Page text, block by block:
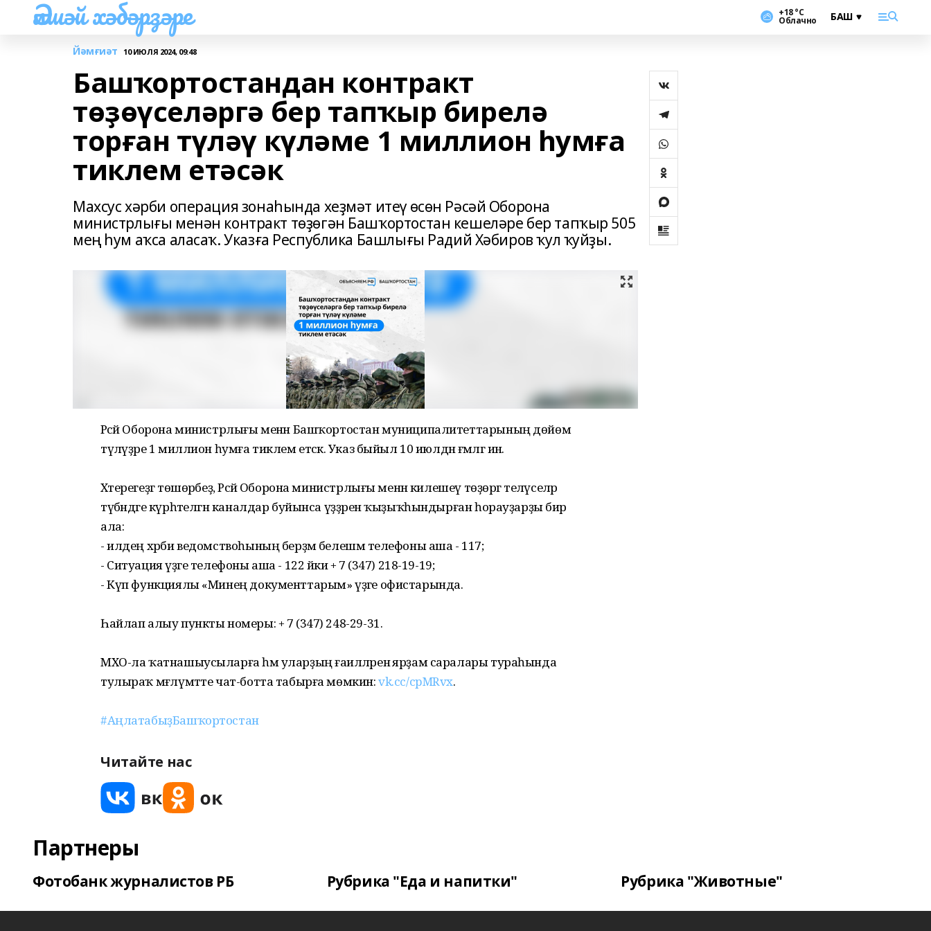
Әлшәй хәбәрҙәре +18 °С
Облачно
Йәмғиәт 10 ИЮЛЯ 2024, 09:48
Башҡортостандан контракт
төҙөүселәргә бер тапҡыр бирелә
торған түләү күләме 1 миллион һумға
тиклем етәсәк
Махсус хәрби операция зонаһында хеҙмәт итеү өсөн Рәсәй Оборона
министрлығы менән контракт төҙөгән Башҡортостан кешеләре бер тапҡыр 505
мең һум аҡса аласаҡ. Указға Республика Башлығы Радий Хәбиров ҡул ҡуйҙы.
Рәсәй Оборона министрлығы менән Башҡортостан муниципалитеттарының дөйөм
түләүҙәре 1 миллион һумға тиклем етәсәк. Указ быйыл 10 июлдән ғәмәлгә инә.
Хәтерегеҙгә төшөрәбеҙ, Рәсәй Оборона министрлығы менән килешеү төҙөргә теләүселәр
түбәндәге күрһәтелгән каналдар буйынса үҙҙәрен ҡыҙыҡһындырған һорауҙарҙы бирә
ала:
- илдең хәрби ведомствоһының берҙәм белешмә телефоны аша - 117;
- Ситуация үҙәге телефоны аша - 122 йәки + 7 (347) 218-19-19;
- Күп функциялы «Минең документтарым» үҙәге офистарында.
Һайлап алыу пункты номеры: + 7 (347) 248-29-31.
МХО-ла ҡатнашыусыларға һәм уларҙың ғаиләләренә ярҙам саралары тураһында
тулыраҡ мәғлүмәтте чат-ботта табырға мөмкин:vk.cc/cpMRvx.
#АңлатабыҙБашҡортостан
Читайте нас
Партнеры
Фотобанк журналистов РБ Рубрика "Еда и напитки" Рубрика "Животные"